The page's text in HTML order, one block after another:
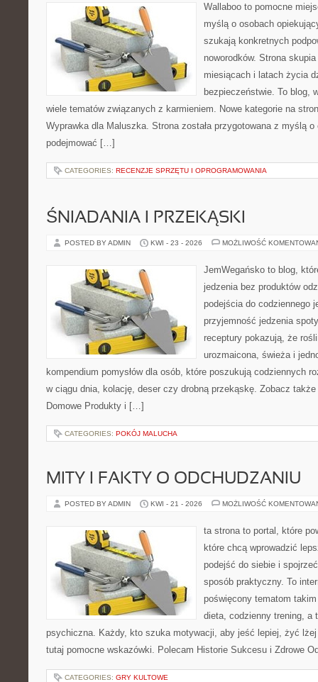
Wallaboo to pomocne
myślą o osobach
szukają konkretnych
noworodków. Strona
miesiącach i latach życia
bezpieczeństwie. To blog,
wiele tematów związanych z karmieniem. Nowe kategorie na
Wyprawka dla Maluszka. Strona została przygotowana z myślą
podejmować […]
CATEGORIES: RECENZJE SPRZĘTU I OPROGRAMOWANIA
ŚNIADANIA I PRZEKĄSKI
POSTED BY ADMIN KWI - 23 - 2026 MOŻLIWOŚĆ
JemWegańsko to blog,
jedzenia bez produktów
podejścia do codziennego
przyjemność jedzenia
receptury pokazują, że
urozmaicona, świeża i
kompendium pomysłów dla osób, które poszukują codziennych
w ciągu dnia, kolację, deser czy drobną przekąskę. Zobacz
Domowe Produkty i […]
CATEGORIES: POKÓJ MALUCHA
MITY I FAKTY O ODCHUDZANIU
POSTED BY ADMIN KWI - 21 - 2026 MOŻLIWOŚĆ
ta strona to portal, które
które chcą wprowadzić
podejść do siebie i
sposób praktyczny. To
poświęcony tematom
dieta, codzienny trening, a
psychiczna. Każdy, kto szuka motywacji, aby jeść lepiej, żyć
tutaj pomocne wskazówki. Polecam Historie Sukcesu i Zdrowe
CATEGORIES: GRY KULTOWE